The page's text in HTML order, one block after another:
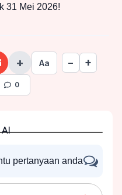
31 Mei 2026!
+ Aa − +
0
AI
pertanyaan anda